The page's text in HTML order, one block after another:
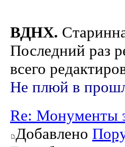
ВДНХ.
Последний раз
всего
Не плюй в
Re: Монументы
Добавлено